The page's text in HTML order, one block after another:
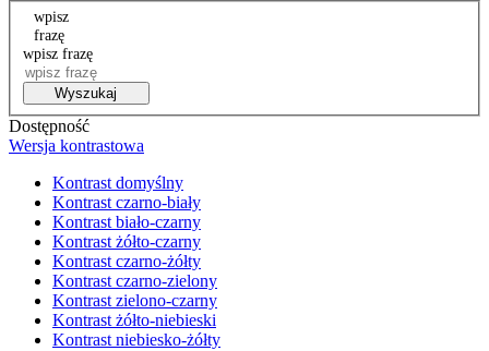
wpisz
frazę
wpisz frazę
Wyszukaj
Dostępność
Wersja kontrastowa
Kontrast domyślny
Kontrast czarno-biały
Kontrast biało-czarny
Kontrast żółto-czarny
Kontrast czarno-żółty
Kontrast czarno-zielony
Kontrast zielono-czarny
Kontrast żółto-niebieski
Kontrast niebiesko-żółty